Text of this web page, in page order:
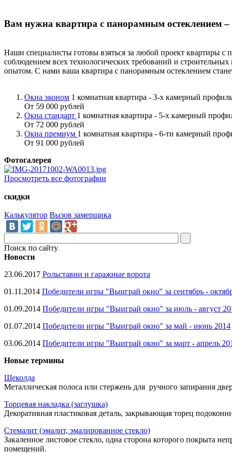
Вам нужна квартира с панорамным остеклением
Наши специалисты готовы взяться за любой проект квартиры
соблюдением всех технологических требований и
опытом. С нами ваша квартира с панорамным остеклением
Окна эконом 1 комнатная квартира - 3-х камерный профиль
От 59 000 рублей
Окна стандарт 1 комнатная квартира - 5-х камерный
От 72 000 рублей
Окна премиум 1 комнатная квартира - 6-ти камерный
От 91 000 рублей
Фотогалерея
Просмотреть все фотографии
скидки
Калькулятор Вызов замерщика
Поиск по сайту
Новости
23.06.2017 Рольставни и гаражные ворота
01.11.2014 Победители игры "Выиграй окно" за сентябрь -
01.09.2014 Победители игры "Выиграй окно" за июль - август
01.07.2014 Победители игры "Выиграй окно" за май - июнь 2014
03.06.2014 Победители игры "Выиграй окно" за март - апрель
Новые термины
Щеколда
Металлическая полоса или стержень для ручного запирания
Торцевая накладка (заглушка)
Декоративная пластиковая деталь, закрывающая торец
Стемалит (эмалит, эмалированное стекло)
Закаленное листовое стекло, одна сторона которого покрыта
помещений.